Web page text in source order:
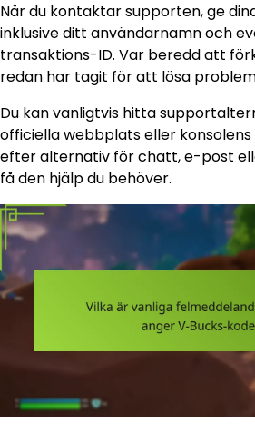
När du kontaktar supporten, ge
inklusive ditt användarnamn och
transaktions-ID. Var beredd att
redan har tagit för att lösa
Du kan vanligtvis hitta
officiella webbplats eller
efter alternativ för chatt, e-post
få den hjälp du behöver.